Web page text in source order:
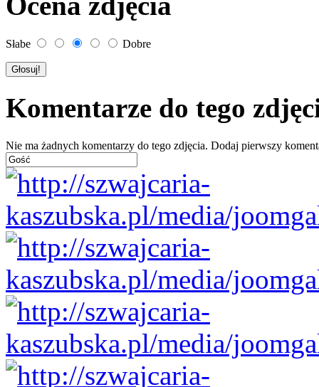
Słabe Dobre
Komentarze do tego
Nie ma żadnych komentarzy do tego zdjęcia. Dodaj pierwszy